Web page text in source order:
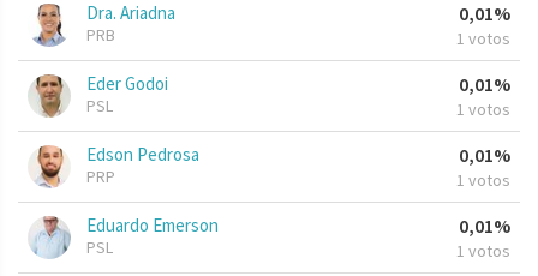
Dra. Ariadna
PRB
0,01%
1 votos
Eder Godoi
PSL
0,01%
1 votos
Edson Pedrosa
PRP
0,01%
1 votos
Eduardo Emerson
PSL
0,01%
1 votos